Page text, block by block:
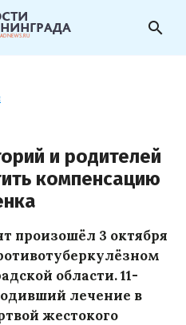
search
и родителей
компенсацию
произошёл 3 октября
области. 11-
лечение в
жестокого